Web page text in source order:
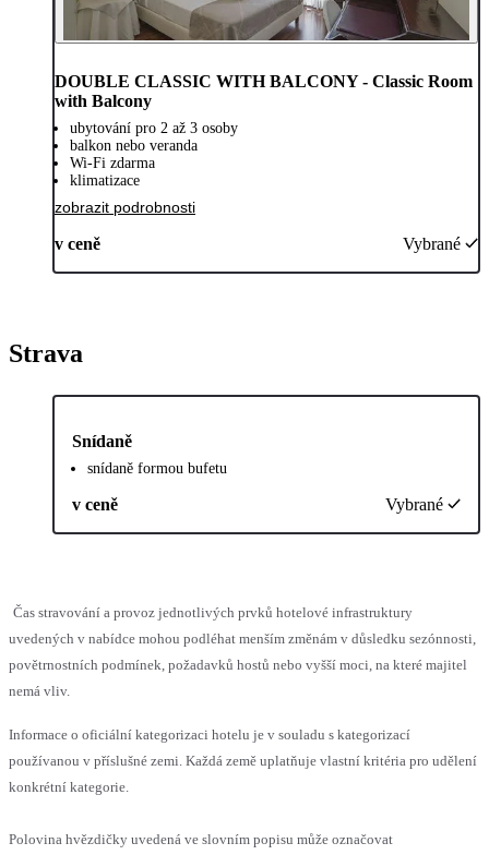
DOUBLE CLASSIC WITH BALCONY - Classic Room
with Balcony
ubytování pro 2 až 3 osoby
balkon nebo veranda
Wi-Fi zdarma
klimatizace
zobrazit podrobnosti
v ceně Vybrané
Strava
Snídaně
snídaně formou bufetu
v ceně Vybrané
Čas stravování a provoz jednotlivých prvků hotelové infrastruktury
uvedených v nabídce mohou podléhat menším změnám v důsledku sezónnosti,
povětrnostních podmínek, požadavků hostů nebo vyšší moci, na které majitel
nemá vliv.
Informace o oficiální kategorizaci hotelu je v souladu s kategorizací
používanou v příslušné zemi. Každá země uplatňuje vlastní kritéria pro udělení
konkrétní kategorie.
Polovina hvězdičky uvedená ve slovním popisu může označovat